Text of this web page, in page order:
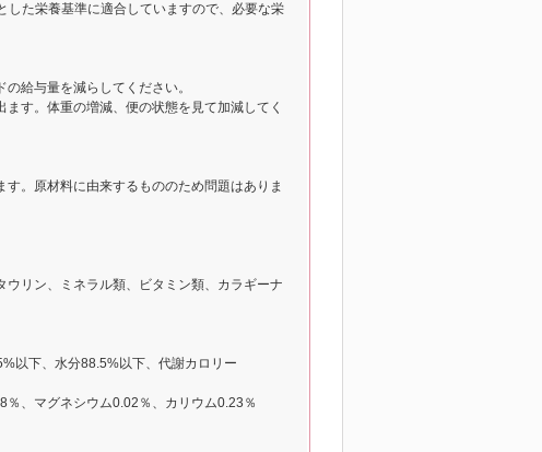
た栄養基準に適合していますので、必要な栄
給与量を減らしてください。
す。体重の増減、便の状態を見て加減してく
。原材料に由来するもののため問題はありま
リン、ミネラル類、ビタミン類、カラギーナ
以下、水分88.5%以下、代謝カロリー
、マグネシウム0.02％、カリウム0.23％